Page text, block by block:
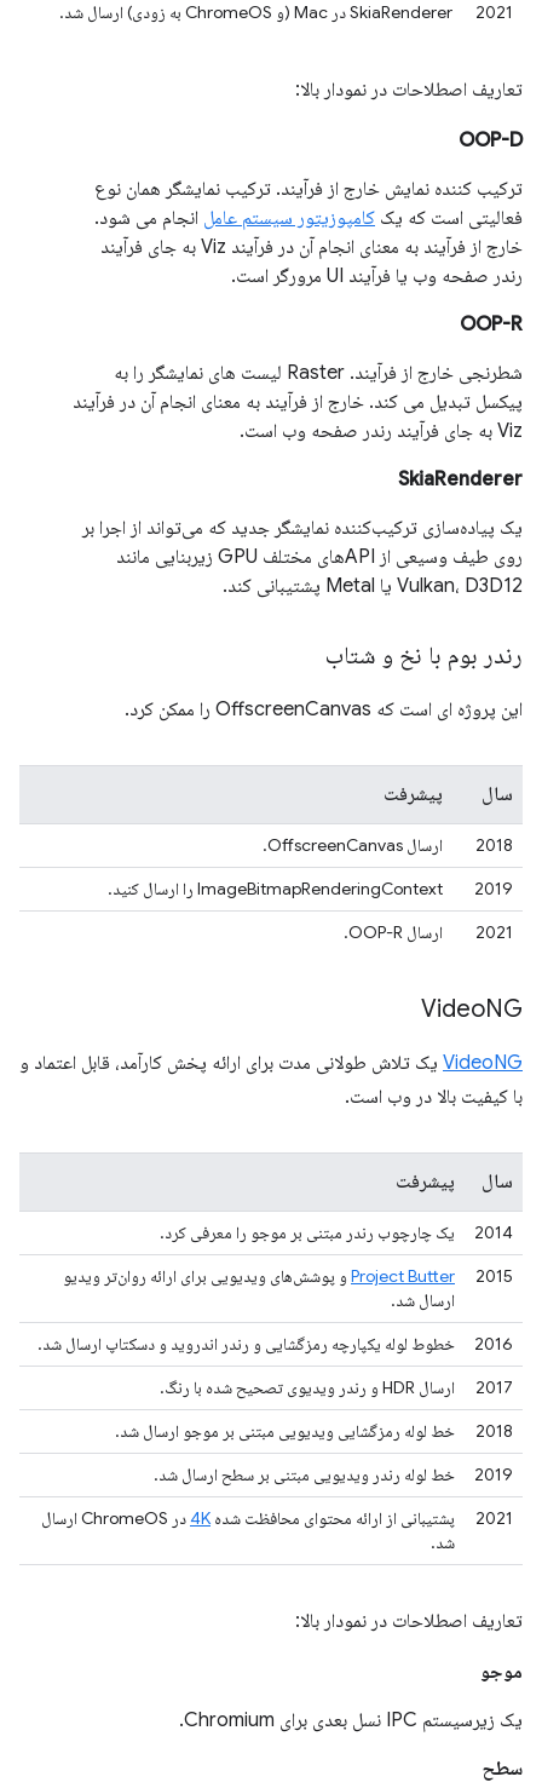
2021
SkiaRenderer در Mac (و ChromeOS به زودی) ارسال شد.
تعاریف اصطلاحات در نمودار بالا:
OOP-D
ترکیب کننده نمایش خارج از فرآیند. ترکیب نمایشگر همان نوع
فعالیتی است که یک کامپوزیتور سیستم عامل انجام می شود.
خارج از فرآیند به معنای انجام آن در فرآیند Viz به جای فرآیند
رندر صفحه وب یا فرآیند UI مرورگر است.
OOP-R
شطرنجی خارج از فرآیند. Raster لیست های نمایشگر را به
پیکسل تبدیل می کند. خارج از فرآیند به معنای انجام آن در فرآیند
Viz به جای فرآیند رندر صفحه وب است.
SkiaRenderer
یک پیاده‌سازی ترکیب‌کننده نمایشگر جدید که می‌تواند از اجرا بر
روی طیف وسیعی از APIهای مختلف GPU زیربنایی مانند
Vulkan، D3D12 یا Metal پشتیبانی کند.
رندر بوم با نخ و شتاب
این پروژه ای است که OffscreenCanvas را ممکن کرد.
سال پیشرفت
2018
ارسال OffscreenCanvas.
2019
ImageBitmapRenderingContext را ارسال کنید.
2021
ارسال OOP-R.
VideoNG
VideoNG یک تلاش طولانی مدت برای ارائه پخش کارآمد، قابل اعتماد و
با کیفیت بالا در وب است.
سال پیشرفت
2014
یک چارچوب رندر مبتنی بر موجو را معرفی کرد.
2015
Project Butter و پوشش‌های ویدیویی برای ارائه روان‌تر ویدیو
ارسال شد.
2016
خطوط لوله یکپارچه رمزگشایی و رندر اندروید و دسکتاپ ارسال شد.
2017
ارسال HDR و رندر ویدیوی تصحیح شده با رنگ.
2018
خط لوله رمزگشایی ویدیویی مبتنی بر موجو ارسال شد.
2019
خط لوله رندر ویدیویی مبتنی بر سطح ارسال شد.
2021
پشتیبانی از ارائه محتوای محافظت شده 4K
در ChromeOS ارسال
شد.
تعاریف اصطلاحات در نمودار بالا:
موجو
یک زیرسیستم IPC نسل بعدی برای Chromium.
سطح